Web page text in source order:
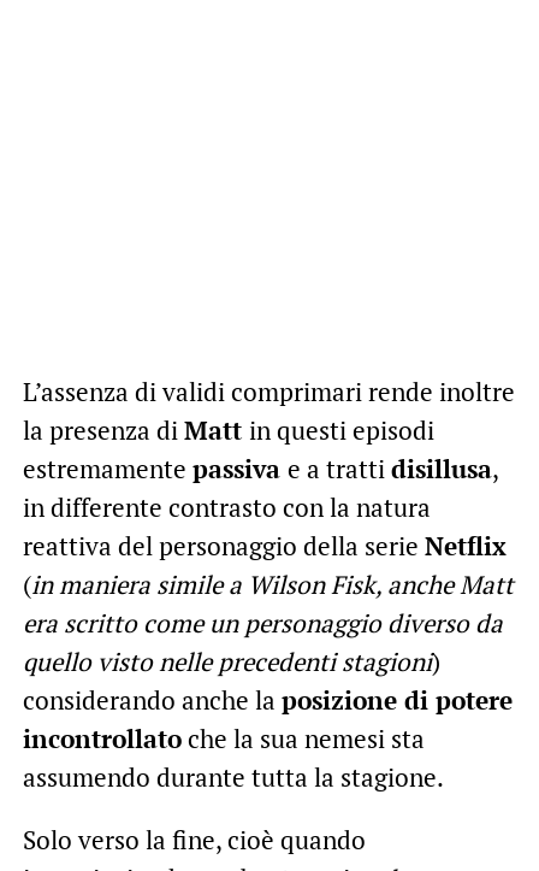
L’assenza di validi comprimari rende inoltre
la presenza diMatt in questi episodi
estremamente passiva e a trattidisillusa,
in differente contrasto con la natura
reattiva del personaggio della serie Netflix
(in maniera simile a Wilson Fisk, anche Matt
era scritto come un personaggio diverso da
quello visto nelle precedenti stagioni)
considerando anche la posizione di potere
incontrollatoche la sua nemesi sta
assumendo durante tutta la stagione.
Solo verso la fine, cioè quando